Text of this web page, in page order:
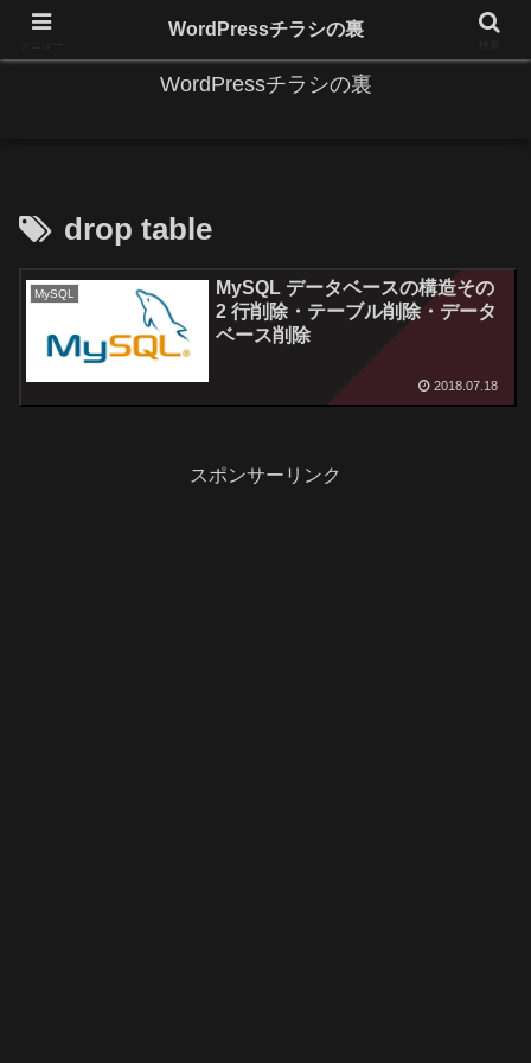
IT系に係る基礎的な情報と便利な使い方を更新します。
WordPressチラシの裏
drop table
MySQL
MySQL データベースの構造その
2 行削除・テーブル削除・データ
ベース削除
2018.07.18
スポンサーリンク
WordPressチラシの裏